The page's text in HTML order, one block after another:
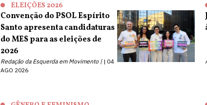
ELEIÇÕES 2026
Convenção do PSOL Espírito
Santo apresenta candidaturas
do MES para as eleições de
2026
Redação da Esquerda em Movimento |
04
AGO 2026